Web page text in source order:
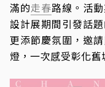
滿的走春路線。活
設計展期間引發話
更添節慶氛圍，邀
燈，一次感受彰化舊